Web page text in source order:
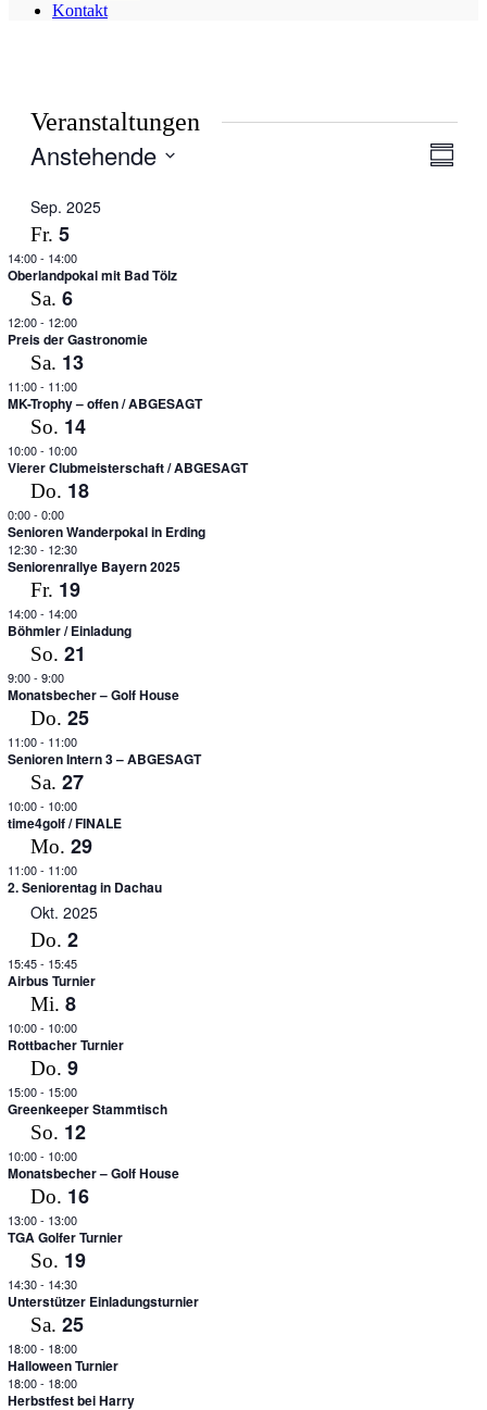
Kontakt
Veranstaltungen
Anstehende
auswählen.
Sep. 2025
Fr. 5
14:00- 14:00
Oberlandpokal mit Bad Tölz
Sa. 6
12:00- 12:00
Preis der Gastronomie
Sa. 13
11:00- 11:00
MK-Trophy – offen / ABGESAGT
So. 14
10:00- 10:00
Vierer Clubmeisterschaft / ABGESAGT
Do. 18
0:00- 0:00
Senioren Wanderpokal in Erding
12:30- 12:30
Seniorenrallye Bayern 2025
Fr. 19
14:00- 14:00
Böhmler / Einladung
So. 21
9:00- 9:00
Monatsbecher – Golf House
Do. 25
11:00- 11:00
Senioren Intern 3 – ABGESAGT
Sa. 27
10:00- 10:00
time4golf / FINALE
Mo. 29
11:00- 11:00
2. Seniorentag in Dachau
Okt. 2025
Do. 2
15:45- 15:45
Airbus Turnier
Mi. 8
10:00- 10:00
Rottbacher Turnier
Do. 9
15:00- 15:00
Greenkeeper Stammtisch
So. 12
10:00- 10:00
Monatsbecher – Golf House
Do. 16
13:00- 13:00
TGA Golfer Turnier
So. 19
14:30- 14:30
Unterstützer Einladungsturnier
Sa. 25
18:00- 18:00
Halloween Turnier
18:00- 18:00
Herbstfest bei Harry